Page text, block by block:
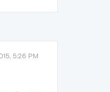
5:26 PM